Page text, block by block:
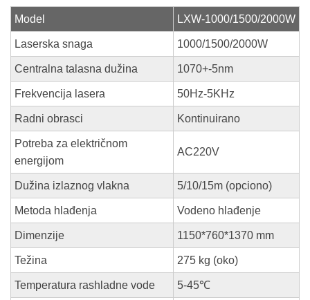
Model LXW-1000/1500/2000W
Laserska snaga 1000/1500/2000W
Centralna talasna dužina 1070+-5nm
Frekvencija lasera 50Hz-5KHz
Radni obrasci Kontinuirano
Potreba za električnom
energijom
AC220V
Dužina izlaznog vlakna 5/10/15m (opciono)
Metoda hlađenja Vodeno hlađenje
Dimenzije 1150*760*1370 mm
Težina 275 kg (oko)
Temperatura rashladne vode 5-45℃